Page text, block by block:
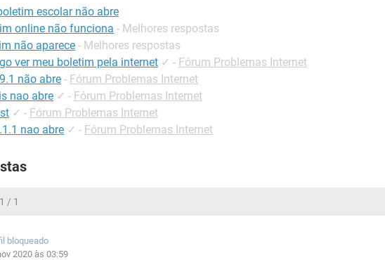
escolar não abre
online não funciona - Melhores respostas
não aparece - Melhores respostas
ver meu boletim pela internet ✓ - Fórum Problemas Internet
não abre - Fórum Problemas Internet
nao abre ✓ - Fórum Problemas Internet
✓ - Fórum Problemas Internet
nao abre ✓ - Fórum Problemas Internet
/ 1
bloqueado
2020 às 03:59